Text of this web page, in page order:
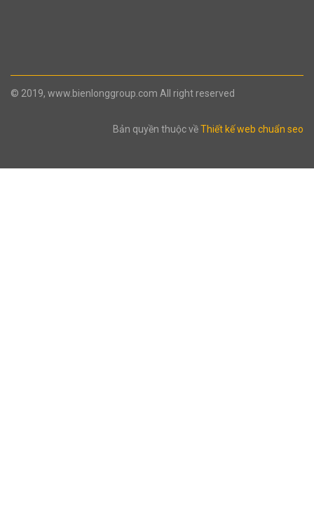
© 2019, www.bienlonggroup.com All right reserved
Bản quyền thuộc vềThiết kế web chuẩn seo